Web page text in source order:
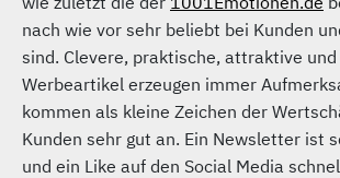
nach wie vor sehr beliebt bei Kunden
sind. Clevere, praktische, attraktive
Werbeartikel erzeugen immer
kommen als kleine Zeichen der
Kunden sehr gut an. Ein Newsletter ist
und ein Like auf den Social Media